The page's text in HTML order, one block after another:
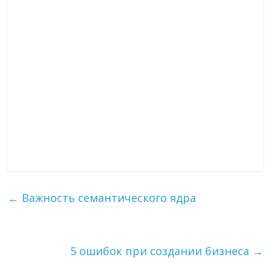
← Важность семантического ядра
5 ошибок при создании бизнеса →